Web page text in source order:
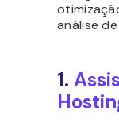
análise
1.